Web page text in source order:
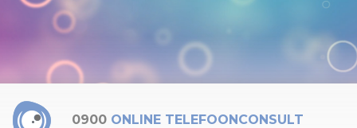
0900 ONLINE TELEFOONCONSULT